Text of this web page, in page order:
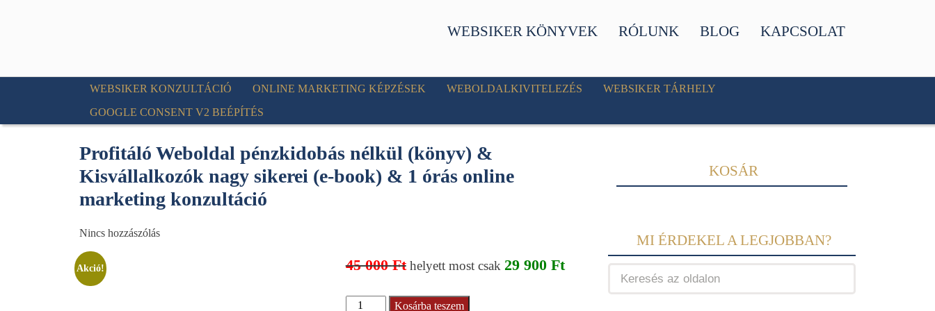
WEBSIKER KÖNYVEK RÓLUNK BLOG KAPCSOLAT
WEBSIKER KONZULTÁCIÓ ONLINE MARKETING KÉPZÉSEK WEBOLDALKIVITELEZÉS
WEBSIKER TÁRHELY
GOOGLE CONSENT V2 BEÉPÍTÉS
Profitáló Weboldal pénzkidobás nélkül (könyv) &
Kisvállalkozók nagy sikerei (e-book) & 1 órás online
marketing konzultáció
Nincs hozzászólás
Akció! 45 000Fthelyett most csak 29 900 Ft
Profitáló
Kosárba teszem
KOSÁR
MI ÉRDEKEL A LEGJOBBAN?